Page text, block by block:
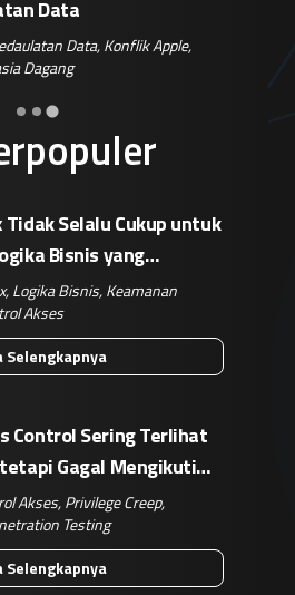
Selalu Cukup untuk
Bisnis yang
,Logika Bisnis,Keamanan
Akses
Selengkapnya
Control Sering Terlihat
Gagal Mengikuti
Akses,Privilege Creep,
Testing
Selengkapnya
dan Inverter oleh AS
Kebijakan AS,Retaliasi China